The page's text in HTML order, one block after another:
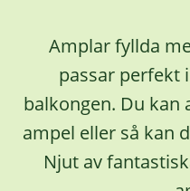
Amplar fyllda
passar perfekt
balkongen. Du kan
ampel eller så kan
Njut av